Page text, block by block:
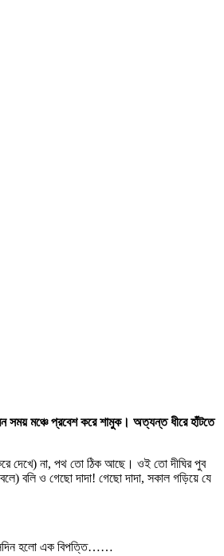
সময় মঞ্চে প্রবেশ করে শামুক। অত্যন্ত ধীরে হাঁটতে
দেখে) না, পথ তো ঠিক আছে। ওই তো দীঘির পুব
বলি ও গেছো দাদা! গেছো দাদা, সকাল গড়িয়ে যে
হলো এক বিপত্তি……